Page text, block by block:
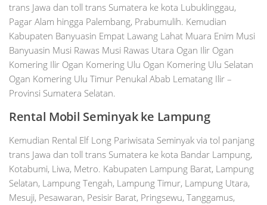
trans Jawa dan toll trans Sumatera ke kota Lubuklinggau,
Pagar Alam hingga Palembang, Prabumulih. Kemudian
Kabupaten Banyuasin Empat Lawang Lahat Muara Enim Musi
Banyuasin Musi Rawas Musi Rawas Utara Ogan Ilir Ogan
Komering Ilir Ogan Komering Ulu Ogan Komering Ulu Selatan
Ogan Komering Ulu Timur Penukal Abab Lematang Ilir –
Provinsi Sumatera Selatan.
Rental Mobil Seminyakke Lampung
Kemudian Rental Elf Long Pariwisata Seminyak via tol panjang
trans Jawa dan toll trans Sumatera ke kota Bandar Lampung,
Kotabumi, Liwa, Metro. Kabupaten Lampung Barat, Lampung
Selatan, Lampung Tengah, Lampung Timur, Lampung Utara,
Mesuji, Pesawaran, Pesisir Barat, Pringsewu, Tanggamus,